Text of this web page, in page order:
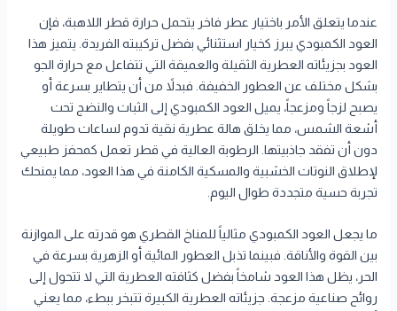
عندما يتعلق الأمر باختيار عطر فاخر يتحمل حرارة قطر اللاهبة، فإن
العود الكمبودي يبرز كخيار استثنائي بفضل تركيبته الفريدة. يتميز هذا
العود بجزيئاته العطرية الثقيلة والعميقة التي تتفاعل مع حرارة الجو
بشكل مختلف عن العطور الخفيفة. فبدلاً من أن يتطاير بسرعة أو
يصبح لزجاً ومزعجاً، يميل العود الكمبودي إلى الثبات والنضج تحت
أشعة الشمس، مما يخلق هالة عطرية نقية تدوم لساعات طويلة
دون أن تفقد جاذبيتها. الرطوبة العالية في قطر تعمل كمحفز طبيعي
لإطلاق النوتات الخشبية والمسكية الكامنة في هذا العود، مما يمنحك
تجربة حسية متجددة طوال اليوم.
ما يجعل العود الكمبودي مثالياً للمناخ القطري هو قدرته على الموازنة
بين القوة والأناقة. فبينما تذبل العطور المائية أو الزهرية بسرعة في
الحر، يظل هذا العود شامخاً بفضل كثافته العطرية التي لا تتحول إلى
روائح صناعية مزعجة. جزيئاته العطرية الكبيرة تتبخر ببطء، مما يعني